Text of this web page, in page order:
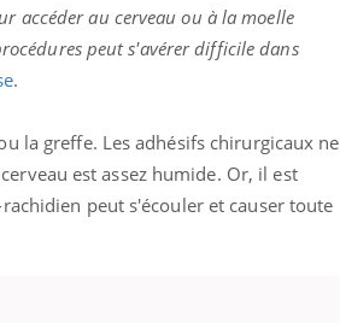
accéder au cerveau ou à la moelle
peut s'avérer difficile dans
.
la greffe. Les adhésifs chirurgicaux ne
est assez humide. Or, il est
peut s'écouler et causer toute